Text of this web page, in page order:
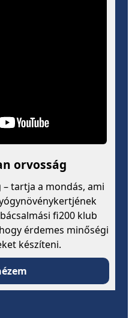
orvosság
tartja a mondás, ami
fi200 klub
érdemes minőségi
készíteni.